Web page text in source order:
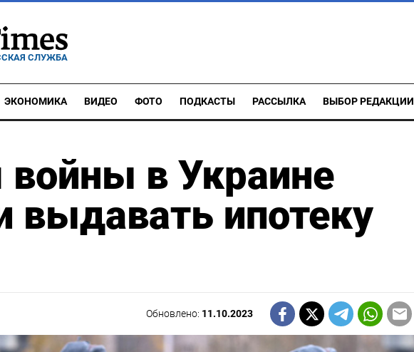
СЛУЖБА
ЭКОНОМИКА ВИДЕО ФОТО ПОДКАСТЫ РАССЫЛКА ВЫБОР РЕДАКЦИИ
войны в Украине
выдавать ипотеку
Обновлено: 11.10.2023